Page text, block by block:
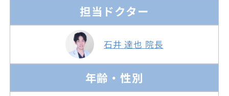
担当ドクター
石井 達也 院長
年齢・性別